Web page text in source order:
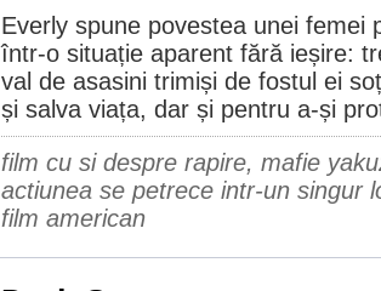
Everly spune povestea unei femei
într-o situație aparent fără ieșire:
val de asasini trimiși de fostul ei
și salva viața, dar și pentru a-și
film cu si despre rapire, mafie
actiunea se petrece intr-un singur
film american